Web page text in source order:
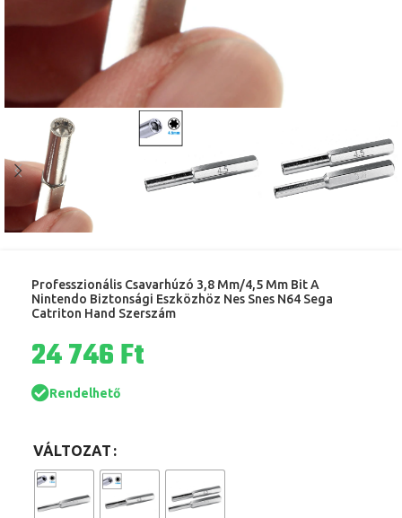
Professzionális Csavarhúzó 3,8 Mm/4,5 Mm Bit A
Nintendo Biztonsági Eszközhöz Nes Snes N64 Sega
Catriton Hand Szerszám
Ft
Rendelhető
VÁLTOZAT